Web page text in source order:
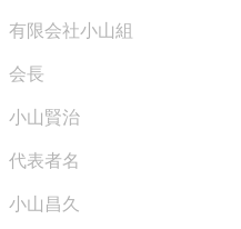
有限会社小山組
会長
小山賢治
代表者名
小山昌久